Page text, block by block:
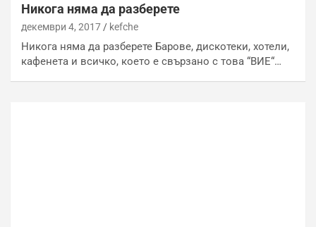
Никога няма да разберете
декември 4, 2017 kefche
Никога няма да разберете Барове, дискотеки, хотели,
кафенета и всичко, което е свързано с това “ВИЕ“…